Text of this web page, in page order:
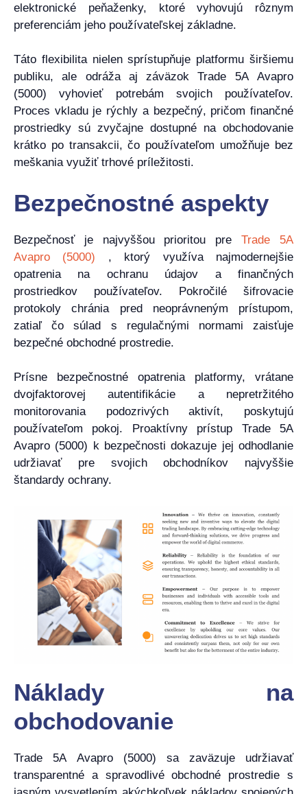
elektronické peňaženky, ktoré vyhovujú rôznym
preferenciám jeho používateľskej základne.
Táto flexibilita nielen sprístupňuje platformu širšiemu
publiku, ale odráža aj záväzok Trade 5A Avapro
(5000) vyhovieť potrebám svojich používateľov.
Proces vkladu je rýchly a bezpečný, pričom finančné
prostriedky sú zvyčajne dostupné na obchodovanie
krátko po transakcii, čo používateľom umožňuje bez
meškania využiť trhové príležitosti.
Bezpečnostné aspekty
Bezpečnosť je najvyššou prioritou pre Trade 5A
Avapro (5000) , ktorý využíva najmodernejšie
opatrenia na ochranu údajov a finančných
prostriedkov používateľov. Pokročilé šifrovacie
protokoly chránia pred neoprávneným prístupom,
zatiaľ čo súlad s regulačnými normami zaisťuje
bezpečné obchodné prostredie.
Prísne bezpečnostné opatrenia platformy, vrátane
dvojfaktorovej autentifikácie a nepretržitého
monitorovania podozrivých aktivít, poskytujú
používateľom pokoj. Proaktívny prístup Trade 5A
Avapro (5000) k bezpečnosti dokazuje jej odhodlanie
udržiavať pre svojich obchodníkov najvyššie
štandardy ochrany.
Náklady na
obchodovanie
Trade 5A Avapro (5000) sa zaväzuje udržiavať
transparentné a spravodlivé obchodné prostredie s